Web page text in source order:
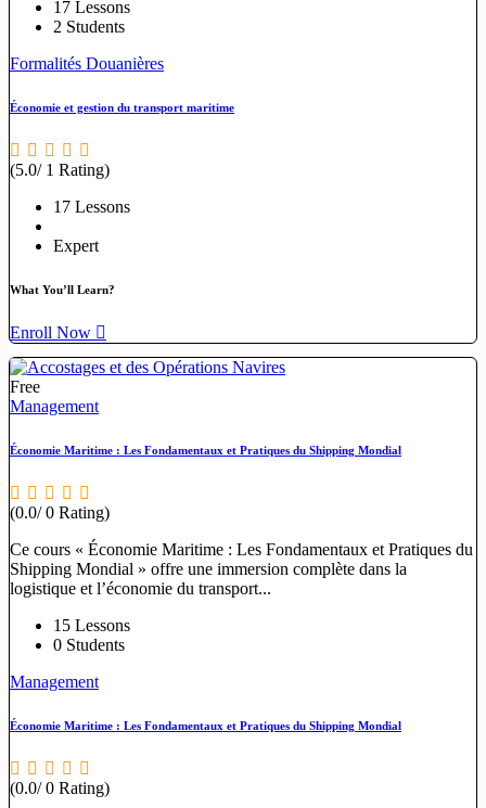
17 Lessons
2 Students
Formalités Douanières
Économie et gestion du transport maritime
(5.0/ 1 Rating)
17 Lessons
Expert
What You’ll Learn?
Enroll Now
Free
Management
Économie Maritime : Les Fondamentaux et Pratiques du Shipping Mondial
(0.0/ 0 Rating)
Ce cours « Économie Maritime : Les Fondamentaux et Pratiques du
Shipping Mondial » offre une immersion complète dans la
logistique et l’économie du transport...
15 Lessons
0 Students
Management
Économie Maritime : Les Fondamentaux et Pratiques du Shipping Mondial
(0.0/ 0 Rating)